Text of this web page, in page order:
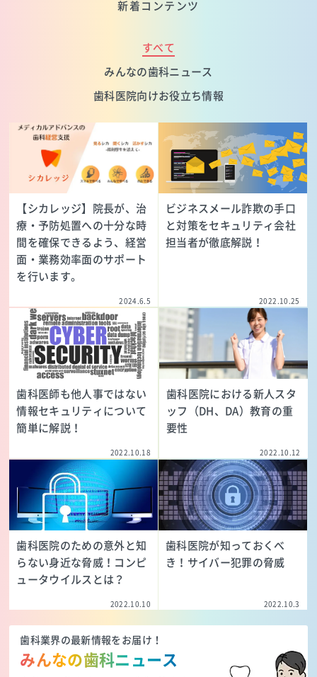
新着コンテンツ
すべて
みんなの歯科ニュース
歯科医院向けお役立ち情報
【シカレッジ】院長が、治
療・予防処置への十分な時
間を確保できるよう、経営
面・業務効率面のサポート
を行います。
2024.6.5
ビジネスメール詐欺の手口
と対策をセキュリティ会社
担当者が徹底解説！
2022.10.25
歯科医師も他人事ではない
情報セキュリティについて
簡単に解説！
2022.10.18
歯科医院における新人スタ
ッフ（DH、DA）教育の重
要性
2022.10.12
歯科医院のための意外と知
らない身近な脅威！コンピ
ュータウイルスとは？
2022.10.10
歯科医院が知っておくべ
き！サイバー犯罪の脅威
2022.10.3
歯科業界の最新情報をお届け！
みんなの歯科ニュース